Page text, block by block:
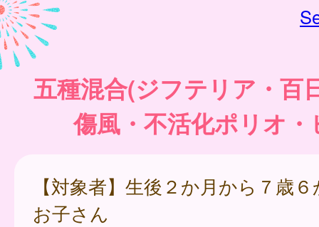
五種混合(ジフテリア・百
傷風・不活化ポリオ・
【対象者】生後２か月から７歳
お子さん